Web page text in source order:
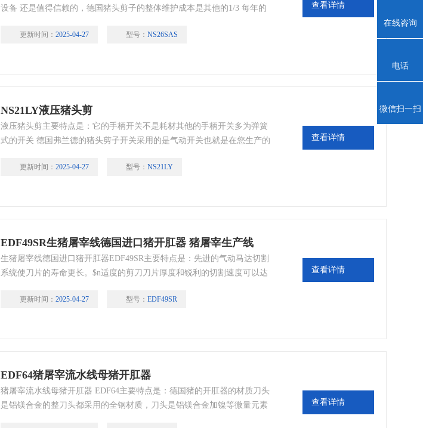
设备 还是值得信赖的，德国猪头剪子的整体维护成本是其他的1/3 每年的
更新时间： 2025-04-27 型号： NS26SAS
查看详情
NS21LY液压猪头剪
液压猪头剪主要特点是：它的手柄开关不是耗材其他的手柄开关多为弹簧
式的开关 德国弗兰德的猪头剪子开关采用的是气动开关也就是在您生产的
常工作状态开关即可使用从而降低了设备维护成本费用。
更新时间： 2025-04-27 型号： NS21LY
查看详情
EDF49SR生猪屠宰线德国进口猪开肛器 猪屠宰生产线
生猪屠宰线德国进口猪开肛器EDF49SR主要特点是：先进的气动马达切割
系统使刀片的寿命更长。$n适度的剪刀刀片厚度和锐利的切割速度可以达
高紧凑，强力的低压气动马达电机，安全可靠。机器小巧轻便在使用过程
更新时间： 2025-04-27 型号： EDF49SR
查看详情
EDF64猪屠宰流水线母猪开肛器
猪屠宰流水线母猪开肛器 EDF64主要特点是：德国猪的开肛器的材质刀头
是铝镁合金的整刀头都采用的全钢材质，刀头是铝镁合金加镍等微量元素
查看详情
在线咨询
电话
微信扫一扫